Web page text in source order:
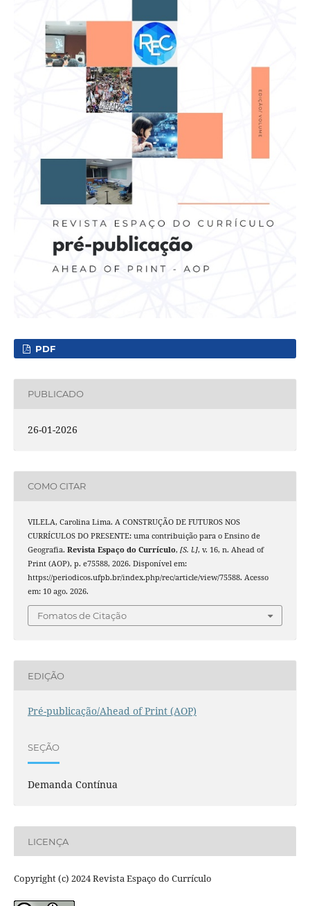
PDF
PUBLICADO
26-01-2026
COMO CITAR
VILELA, Carolina Lima. A CONSTRUÇÃO DE FUTUROS NOS
CURRÍCULOS DO PRESENTE: uma contribuição para o Ensino de
Geografia. Revista Espaço do Currículo, [S. l.], v. 16, n. Ahead of
Print (AOP), p. e75588, 2026. Disponível em:
https://periodicos.ufpb.br/index.php/rec/article/view/75588. Acesso
em: 10 ago. 2026.
Fomatos de Citação
EDIÇÃO
Pré-publicação/Ahead of Print (AOP)
SEÇÃO
Demanda Contínua
LICENÇA
Copyright (c) 2024 Revista Espaço do Currículo